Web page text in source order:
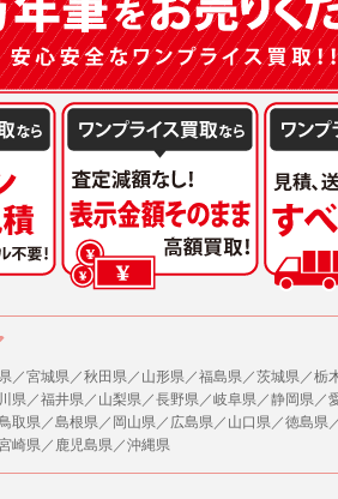
しくは地方公共団体又はその委託を受けた者が法
ることにより当該事務の遂行に支障を及ぼすおそ
に進めるために、外部業者に個人データの一部又
られるように、委託先に対する必要かつ適切な
報の提供はお客様の任意ですが、必要な個人情
下さい。
易に知覚できない方法による個人情報の取得
ジでは、利用者が当社ホームページに再訪問さ
関するお問合せ対応
社の保有する個人データに関し、ご本人から利用
止の請求などがあれば、ご本人の確認をさせて
相談にも対応いたします。尚、シュッピン会員
／宮城県／秋田県／山形県／福島県／茨城県／
県／福井県／山梨県／長野県／岐阜県／静岡県
取県／島根県／岡山県／広島県／山口県／徳島
崎県／鹿児島県／沖縄県